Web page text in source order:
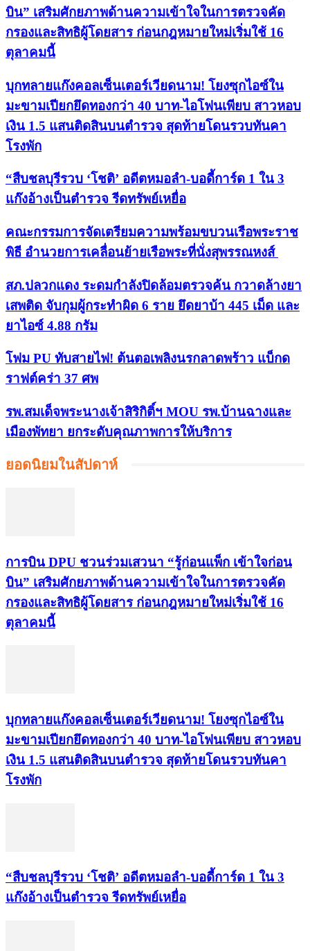
บิน” เสริมศักยภาพด้านความเข้าใจในการตรวจคัด
กรองและสิทธิผู้โดยสาร ก่อนกฎหมายใหม่เริ่มใช้ 16
ตุลาคมนี้
บุกทลายแก๊งคอลเซ็นเตอร์เวียดนาม! โยงซุกไอซ์ใน
มะขามเปียกยึดทองกว่า 40 บาท-ไอโฟนเพียบ สาวหอบ
เงิน 1.5 แสนติดสินบนตำรวจ สุดท้ายโดนรวบทันคา
โรงพัก
“สืบชลบุรีรวบ ‘โชติ’ อดีตหมอลำ-บอดี้การ์ด 1 ใน 3
แก๊งอ้างเป็นตำรวจ รีดทรัพย์เหยื่อ
คณะกรรมการจัดเตรียมความพร้อมขบวนเรือพระราช
พิธี อำนวยการเคลื่อนย้ายเรือพระที่นั่งสุพรรณหงส์
สภ.ปลวกแดง ระดมกำลังปิดล้อมตรวจค้น กวาดล้างยา
เสพติด จับกุมผู้กระทำผิด 6 ราย ยึดยาบ้า 445 เม็ด และ
ยาไอซ์ 4.88 กรัม
โฟม PU ทับสายไฟ! ต้นตอเพลิงนรกลาดพร้าว แบ็กด
ราฟต์คร่า 37 ศพ
รพ.สมเด็จพระนางเจ้าสิริกิติ์ฯ MOU รพ.บ้านฉางและ
เมืองพัทยา ยกระดับคุณภาพการให้บริการ
ยอดนิยมในสัปดาห์
การบิน DPU ชวนร่วมเสวนา “รู้ก่อนแพ็ก เข้าใจก่อน
บิน” เสริมศักยภาพด้านความเข้าใจในการตรวจคัด
กรองและสิทธิผู้โดยสาร ก่อนกฎหมายใหม่เริ่มใช้ 16
ตุลาคมนี้
บุกทลายแก๊งคอลเซ็นเตอร์เวียดนาม! โยงซุกไอซ์ใน
มะขามเปียกยึดทองกว่า 40 บาท-ไอโฟนเพียบ สาวหอบ
เงิน 1.5 แสนติดสินบนตำรวจ สุดท้ายโดนรวบทันคา
โรงพัก
“สืบชลบุรีรวบ ‘โชติ’ อดีตหมอลำ-บอดี้การ์ด 1 ใน 3
แก๊งอ้างเป็นตำรวจ รีดทรัพย์เหยื่อ